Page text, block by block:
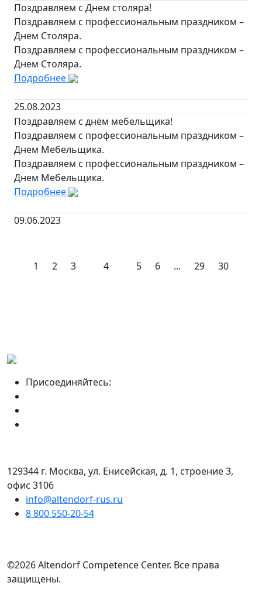
Поздравляем с Днем столяра!
Поздравляем с профессиональным праздником –
Днем Столяра.
Поздравляем с профессиональным праздником –
Днем Столяра.
Подробнее
25.08.2023
Поздравляем с днём мебельщика!
Поздравляем с профессиональным праздником –
Днем Мебельщика.
Поздравляем с профессиональным праздником –
Днем Мебельщика.
Подробнее
09.06.2023
1 2 3 4 5 6 ... 29 30
Присоединяйтесь:
129344 г. Москва, ул. Енисейская, д. 1, строение 3,
офис 3106
info@altendorf-rus.ru
8 800 550-20-54
©2026 Altendorf Сompetence Сenter. Все права
защищены.